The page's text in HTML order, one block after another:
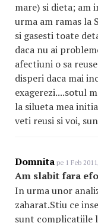
mare) si dieta; am
urma am ramas la
si gasesti toate
daca nu ai
afectiuni o sa
disperi daca mai
exagerezi....sotul
la silueta mea
veti reusi si voi,
Domnita pe 1 Feb
Am slabit fara
In urma unor
zaharat.Stiu ce
sunt complicatiile